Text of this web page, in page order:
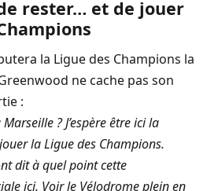
rester… et de jouer
la Ligue des Champions la
ne cache pas son
:
? J’espère être ici la
la Ligue des Champions.
dit à quel point cette
ici. Voir le Vélodrome plein en